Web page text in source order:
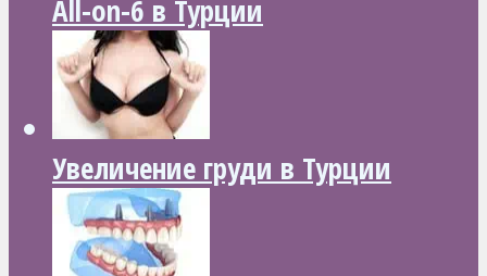
All-on-6 в Турции
Увеличение груди в Турции